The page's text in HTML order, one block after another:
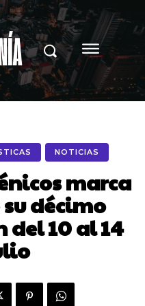
NOTICIAS
marca
décimo
10 al 14